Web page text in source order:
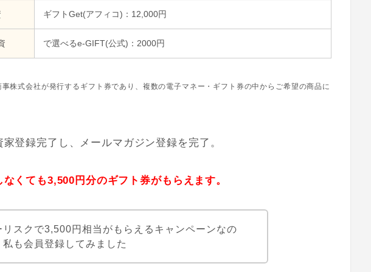
ギフトGet(アフィコ)：12,000円
で選べるe-GIFT(公式)：2000円
株式会社が発行するギフト券であり、複数の電子マネー・ギフト券の中からご希望の商品に
家登録完了し、メールマガジン登録を完了。
くても3,500円分のギフト券がもらえます。
リスクで3,500円相当がもらえるキャンペーンなの
私も会員登録してみました